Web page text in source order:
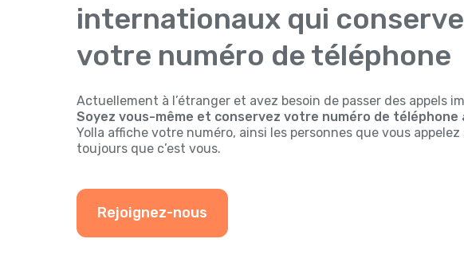
internationaux qui conserve
votre numéro de téléphone
Actuellement à l’étranger et avez besoin de passer des appels
Soyez vous-même et conservez votre numéro de téléphone
Yolla affiche votre numéro, ainsi les personnes que vous
toujours que c’est vous.
Rejoignez-nous